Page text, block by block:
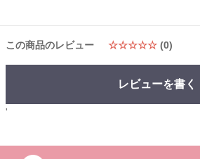
この商品のレビュー ☆☆☆☆☆ (0)
レビューを書く
'